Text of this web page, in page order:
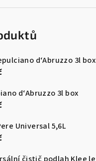
d‘Abruzzo 3l box
d‘Abruzzo 3l box
Universal 5,6L